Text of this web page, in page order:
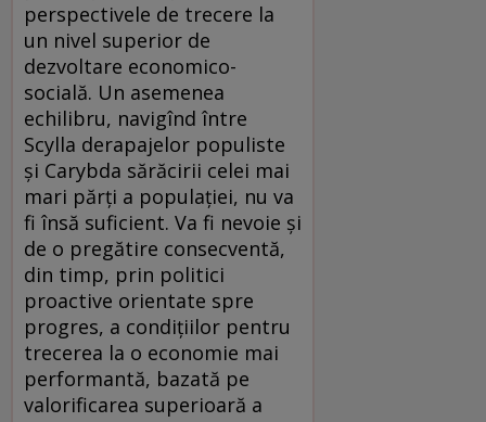
perspectivele de trecere la
un nivel superior de
dezvoltare economico-
socială. Un asemenea
echilibru, navigînd între
Scylla derapajelor populiste
şi Carybda sărăcirii celei mai
mari părţi a populaţiei, nu va
fi însă suficient. Va fi nevoie şi
de o pregătire consecventă,
din timp, prin politici
proactive orientate spre
progres, a condiţiilor pentru
trecerea la o economie mai
performantă, bazată pe
valorificarea superioară a